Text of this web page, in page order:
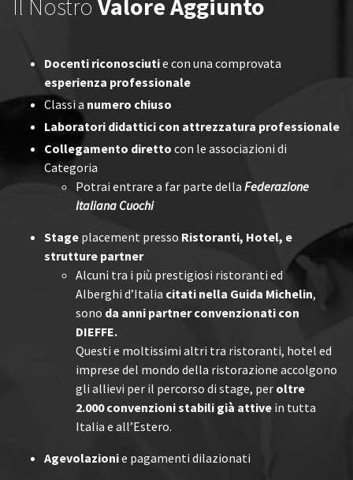
Il Nostro Valore Aggiunto
Docenti riconosciutie con una comprovata
esperienza professionale
Classi a numero chiuso
Laboratori didattici con attrezzatura professionale
Collegamento diretto con le associazioni di
Categoria
Potrai entrare a far parte della Federazione
Italiana Cuochi
Stage placement presso Ristoranti, Hotel, e
strutture partner
Alcuni tra i più prestigiosi ristoranti ed
Alberghi d’Italia citati nella Guida Michelin,
sono da anni partner convenzionati con
DIEFFE.
Questi e moltissimi altri tra ristoranti, hotel ed
imprese del mondo della ristorazione accolgono
gli allievi per il percorso di stage, per oltre
2.000 convenzioni stabili già attive in tutta
Italia e all’Estero.
Agevolazionie pagamenti dilazionati